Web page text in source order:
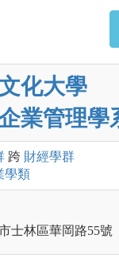
化大學
業管理學
跨 財經學群
學類
士林區華岡路55號